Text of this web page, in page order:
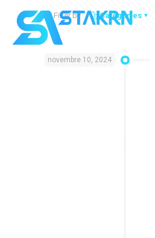
Filter by Categories
novembre 10, 2024